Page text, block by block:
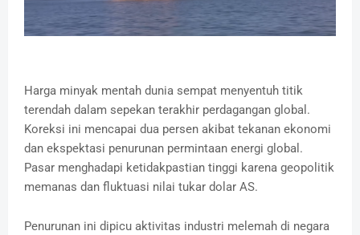
Harga minyak mentah dunia sempat menyentuh titik
terendah dalam sepekan terakhir perdagangan global.
Koreksi ini mencapai dua persen akibat tekanan ekonomi
dan ekspektasi penurunan permintaan energi global.
Pasar menghadapi ketidakpastian tinggi karena geopolitik
memanas dan fluktuasi nilai tukar dolar AS.
Penurunan ini dipicu aktivitas industri melemah di negara